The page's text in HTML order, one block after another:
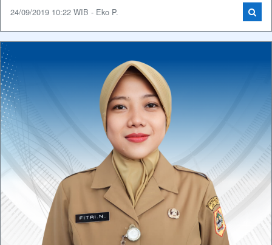
24/09/2019 10:22 WIB - Eko P.